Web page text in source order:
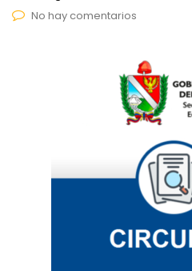
No hay comentarios